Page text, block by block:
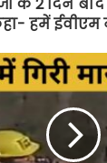
हमें ईवीएम